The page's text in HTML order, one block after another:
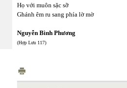
Họ với muôn sặc sỡ
Ghánh êm ru sang phía lờ mờ
Nguyễn Bình Phương
(Hợp Lưu 117)